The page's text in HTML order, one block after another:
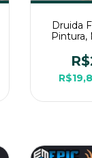
Druida
Pintura,